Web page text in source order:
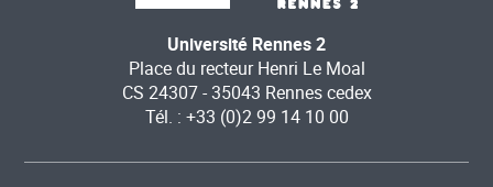
Université Rennes 2
Place du recteur Henri Le Moal
CS 24307 - 35043 Rennes cedex
Tél. : +33 (0)2 99 14 10 00